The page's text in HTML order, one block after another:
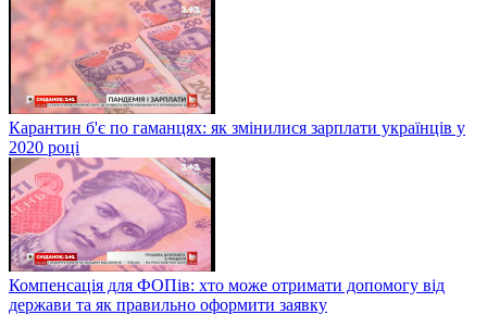
Карантин б'є по гаманцях: як змінилися зарплати українців у
2020 році
Компенсація для ФОПів: хто може отримати допомогу від
держави та як правильно оформити заявку